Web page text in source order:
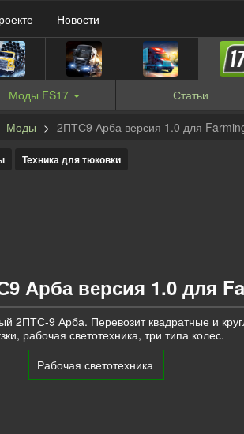
Новости
Моды FS17 Статьи
Моды 2ПТС9 Арба версия 1.0 для
Техника для тюковки
Арба версия 1.0 для
2ПТС-9 Арба. Перевозит квадратные и
рабочая светотехника, три типа колес.
Рабочая светотехника